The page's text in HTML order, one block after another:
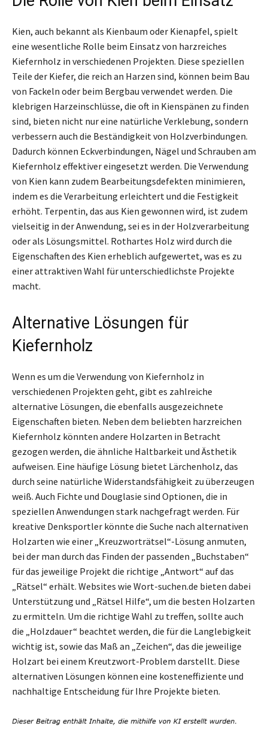
Kien, auch bekannt als Kienbaum oder Kienapfel, spielt
eine wesentliche Rolle beim Einsatz von harzreiches
Kiefernholz in verschiedenen Projekten. Diese speziellen
Teile der Kiefer, die reich an Harzen sind, können beim Bau
von Fackeln oder beim Bergbau verwendet werden. Die
klebrigen Harzeinschlüsse, die oft in Kienspänen zu finden
sind, bieten nicht nur eine natürliche Verklebung, sondern
verbessern auch die Beständigkeit von Holzverbindungen.
Dadurch können Eckverbindungen, Nägel und Schrauben am
Kiefernholz effektiver eingesetzt werden. Die Verwendung
von Kien kann zudem Bearbeitungsdefekten minimieren,
indem es die Verarbeitung erleichtert und die Festigkeit
erhöht. Terpentin, das aus Kien gewonnen wird, ist zudem
vielseitig in der Anwendung, sei es in der Holzverarbeitung
oder als Lösungsmittel. Rothartes Holz wird durch die
Eigenschaften des Kien erheblich aufgewertet, was es zu
einer attraktiven Wahl für unterschiedlichste Projekte
macht.
Alternative Lösungen für
Kiefernholz
Wenn es um die Verwendung von Kiefernholz in
verschiedenen Projekten geht, gibt es zahlreiche
alternative Lösungen, die ebenfalls ausgezeichnete
Eigenschaften bieten. Neben dem beliebten harzreichen
Kiefernholz könnten andere Holzarten in Betracht
gezogen werden, die ähnliche Haltbarkeit und Ästhetik
aufweisen. Eine häufige Lösung bietet Lärchenholz, das
durch seine natürliche Widerstandsfähigkeit zu überzeugen
weiß. Auch Fichte und Douglasie sind Optionen, die in
speziellen Anwendungen stark nachgefragt werden. Für
kreative Denksportler könnte die Suche nach alternativen
Holzarten wie einer „Kreuzworträtsel“-Lösung anmuten,
bei der man durch das Finden der passenden „Buchstaben“
für das jeweilige Projekt die richtige „Antwort“ auf das
„Rätsel“ erhält. Websites wie Wort-suchen.de bieten dabei
Unterstützung und „Rätsel Hilfe“, um die besten Holzarten
zu ermitteln. Um die richtige Wahl zu treffen, sollte auch
die „Holzdauer“ beachtet werden, die für die Langlebigkeit
wichtig ist, sowie das Maß an „Zeichen“, das die jeweilige
Holzart bei einem Kreutzwort-Problem darstellt. Diese
alternativen Lösungen können eine kosteneffiziente und
nachhaltige Entscheidung für Ihre Projekte bieten.